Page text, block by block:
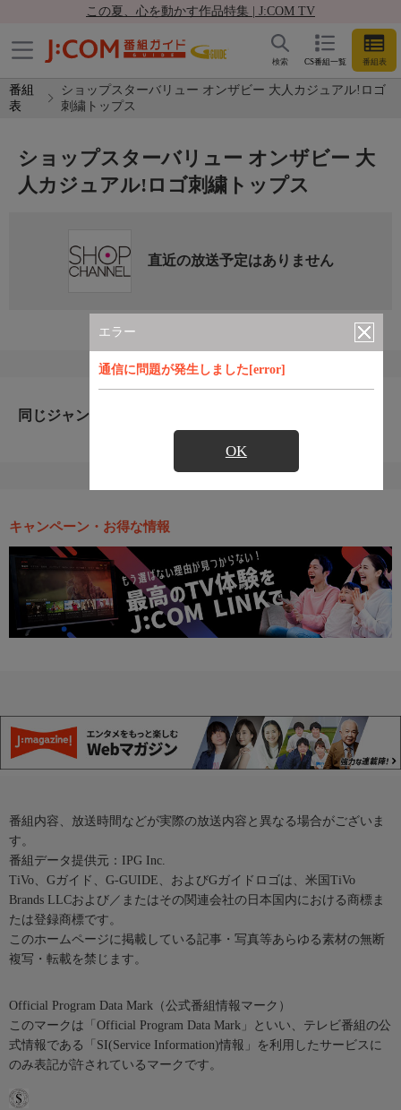
この夏、心を動かす作品特集 | J:COM TV
CS番組一覧 番組表
検索
番組
表
ショップスターバリュー オンザビー 大人カジュアル!ロゴ
刺繍トップス
エラー
通信に問題が発生しました[error]
OK
ショップスターバリュー オンザビー 大
人カジュアル!ロゴ刺繍トップス
直近の放送予定はありません
同じジャンルのおすすめ番組
キャンペーン・お得な情報
番組内容、放送時間などが実際の放送内容と異なる場合がございま
す。
番組データ提供元：IPG Inc.
TiVo、Gガイド、G-GUIDE、およびGガイドロゴは、米国TiVo
Brands LLCおよび／またはその関連会社の日本国内における商標ま
たは登録商標です。
このホームページに掲載している記事・写真等あらゆる素材の無断
複写・転載を禁じます。
Official Program Data Mark（公式番組情報マーク）
このマークは「Official Program Data Mark」といい、テレビ番組の公
式情報である「SI(Service Information)情報」を利用したサービスに
のみ表記が許されているマークです。